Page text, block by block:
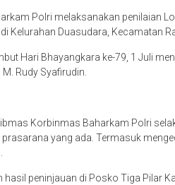
Polri melaksanakan penilaian
Kelurahan Duasudara, Kecamatan
Hari Bhayangkara ke-79, 1 Juli
Rudy Syafirudin.
Korbinmas Baharkam Polri
yang ada. Termasuk
peninjauan di Posko Tiga Pilar